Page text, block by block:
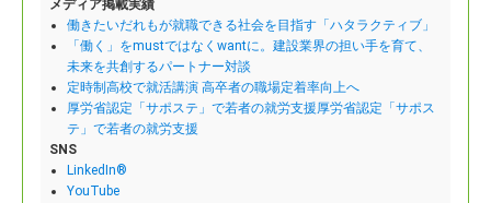
メディア掲載実績
働きたいだれもが就職できる社会を目指す「ハタラクティブ」
「働く」をmustではなくwantに。建設業界の担い手を育て、
未来を共創するパートナー対談
定時制高校で就活講演 高卒者の職場定着率向上へ
厚労省認定「サポステ」で若者の就労支援厚労省認定「サポス
テ」で若者の就労支援
SNS
LinkedIn®
YouTube